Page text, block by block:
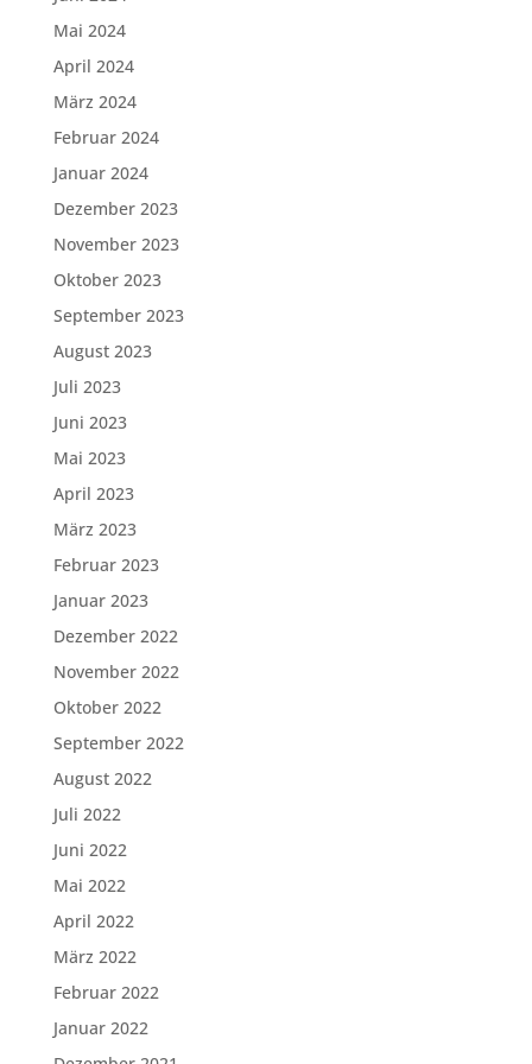
Mai 2024
April 2024
März 2024
Februar 2024
Januar 2024
Dezember 2023
November 2023
Oktober 2023
September 2023
August 2023
Juli 2023
Juni 2023
Mai 2023
April 2023
März 2023
Februar 2023
Januar 2023
Dezember 2022
November 2022
Oktober 2022
September 2022
August 2022
Juli 2022
Juni 2022
Mai 2022
April 2022
März 2022
Februar 2022
Januar 2022